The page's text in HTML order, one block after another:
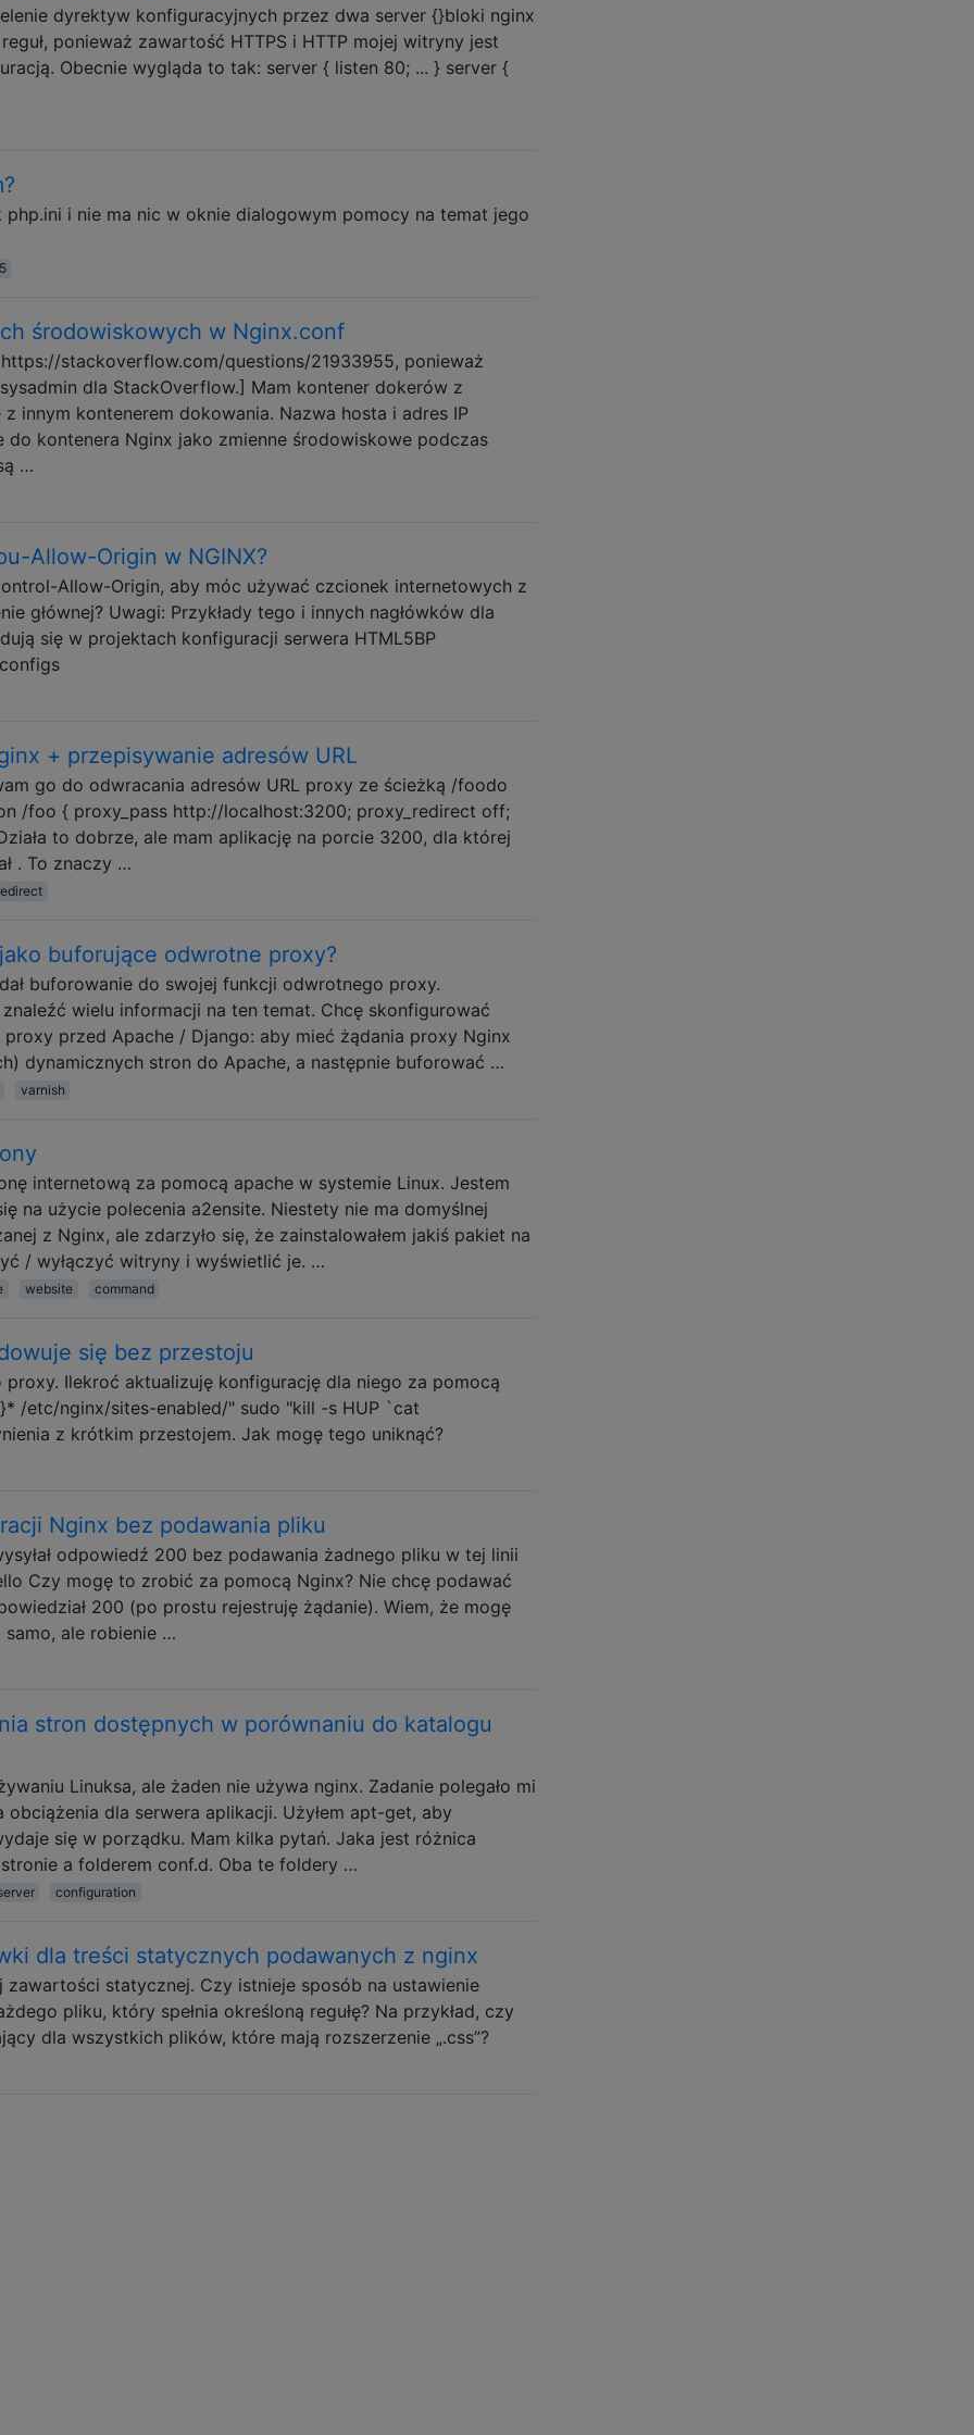
dyrektyw konfiguracyjnych przez dwa server {}bloki nginx
ponieważ zawartość HTTPS i HTTP mojej witryny jest
Obecnie wygląda to tak: server { listen 80; ... } server {
php.ini i nie ma nic w oknie dialogowym pomocy na temat jego
środowiskowych w Nginx.conf
stackoverflow.com/questions/21933955, ponieważ
dla StackOverflow.] Mam kontener dokerów z
innym kontenerem dokowania. Nazwa hosta i adres IP
do kontenera Nginx jako zmienne środowiskowe podczas
…
Allow-Origin w NGINX?
Allow-Origin, aby móc używać czcionek internetowych z
głównej? Uwagi: Przykłady tego i innych nagłówków dla
się w projektach konfiguracji serwera HTML5BP
+ przepisywanie adresów URL
go do odwracania adresów URL proxy ze ścieżką /foodo
/foo { proxy_pass http://localhost:3200; proxy_redirect off;
to dobrze, ale mam aplikację na porcie 3200, dla której
. To znaczy …
buforujące odwrotne proxy?
buforowanie do swojej funkcji odwrotnego proxy.
znaleźć wielu informacji na ten temat. Chcę skonfigurować
przed Apache / Django: aby mieć żądania proxy Nginx
dynamicznych stron do Apache, a następnie buforować …
varnish
internetową za pomocą apache w systemie Linux. Jestem
na użycie polecenia a2ensite. Niestety nie ma domyślnej
z Nginx, ale zdarzyło się, że zainstalowałem jakiś pakiet na
/ wyłączyć witryny i wyświetlić je. …
website command
się bez przestoju
Ilekroć aktualizuję konfigurację dla niego za pomocą
/etc/nginx/sites-enabled/" sudo "kill -s HUP `cat
z krótkim przestojem. Jak mogę tego uniknąć?
Nginx bez podawania pliku
odpowiedź 200 bez podawania żadnego pliku w tej linii
Czy mogę to zrobić za pomocą Nginx? Nie chcę podawać
200 (po prostu rejestruję żądanie). Wiem, że mogę
ale robienie …
stron dostępnych w porównaniu do katalogu
Linuksa, ale żaden nie używa nginx. Zadanie polegało mi
dla serwera aplikacji. Użyłem apt-get, aby
się w porządku. Mam kilka pytań. Jaka jest różnica
a folderem conf.d. Oba te foldery …
configuration
dla treści statycznych podawanych z nginx
statycznej. Czy istnieje sposób na ustawienie
pliku, który spełnia określoną regułę? Na przykład, czy
dla wszystkich plików, które mają rozszerzenie „.css”?